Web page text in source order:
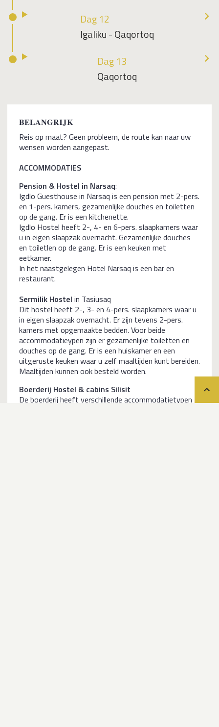
Dag 12
Igaliku - Qaqortoq
Dag 13
Qaqortoq
BELANGRIJK
Reis op maat? Geen probleem, de route kan naar uw
wensen worden aangepast.
ACCOMMODATIES
Pension & Hostel in Narsaq:
Igdlo Guesthouse in Narsaq is een pension met 2-pers.
en 1-pers. kamers, gezamenlijke douches en toiletten
op de gang. Er is een kitchenette.
Igdlo Hostel heeft 2-, 4- en 6-pers. slaapkamers waar
u in eigen slaapzak overnacht. Gezamenlijke douches
en toiletlen op de gang. Er is een keuken met
eetkamer.
In het naastgelegen Hotel Narsaq is een bar en
restaurant.
Sermilik Hostel in Tasiusaq
Dit hostel heeft 2-, 3- en 4-pers. slaapkamers waar u
in eigen slaapzak overnacht. Er zijn tevens 2-pers.
kamers met opgemaakte bedden. Voor beide
accommodatieypen zijn er gezamenlijke toiletten en
douches op de gang. Er is een huiskamer en een
uitgeruste keuken waar u zelf maaltijden kunt bereiden.
Maaltijden kunnen ook besteld worden.
Boerderij Hostel & cabins Silisit
De boerderij heeft verschillende accommodatietypen